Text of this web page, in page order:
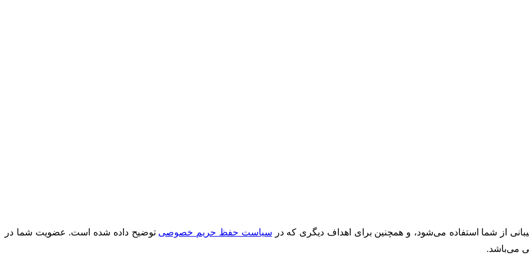
از شما استفاده می‌شود، و همچنین برای اهداف دیگری که در سیاست حفظ حریم خصوصی توضیح داده شده است. عضویت شما در
می‌باشد.